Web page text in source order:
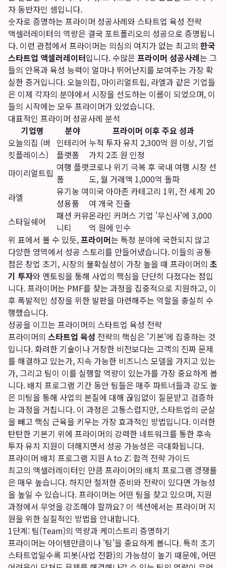
자 동반자인 셈입니다.
숫자로 증명하는 프라이머 성공사례와 스타트업 육성 전략
액셀러레이터의 역량은 결국 포트폴리오의 성공으로 증명됩니
다. 이런 관점에서 프라이머는 의심의 여지가 없는 최고의 한국
스타트업 액셀러레이터입니다. 수많은 프라이머 성공사례는 그
들의 안목과 육성 능력이 얼마나 뛰어난지를 보여주는 가장 확
실한 증거입니다. 오늘의집, 마이리얼트립, 라엘과 같은 기업들
은 이제 각자의 분야에서 시장을 선도하는 이름이 되었으며, 이
들의 시작에는 모두 프라이머가 있었습니다.
대표적인 프라이머 성공사례 분석
기업명
분야
프라이머 이후 주요 성과
오늘의집 (버
킷플레이스)
인테리어
플랫폼
누적 투자 유치 2,300억 원 이상, 기업
가치 2조 원 인정
마이리얼트립 여행 플랫
폼
코로나 위기 극복 후 국내 여행 시장 선
도, 월 거래액 1,000억 돌파
라엘
유기농 여
성용품
미국 아마존 카테고리 1위, 전 세계 20
여 개국 진출
스타일쉐어
패션 커뮤
니티
온라인 커머스 기업 '무신사'에 3,000
억 원에 인수
위 표에서 볼 수 있듯,프라이머는 특정 분야에 국한되지 않고
다양한 영역에서 성공 스토리를 만들어냈습니다. 이들의 공통
점은 창업 초기, 시장의 불확실성이 가장 높을 때 프라이머의 초
기 투자와 멘토링을 통해 사업의 핵심을 단단히 다졌다는 점입
니다. 프라이머는 PMF를 찾는 과정을 집중적으로 지원하고, 이
후 폭발적인 성장을 위한 발판을 마련해주는 역할을 충실히 수
행했습니다.
성공을 이끄는 프라이머의 스타트업 육성 전략
프라이머의 스타트업 육성 전략의 핵심은 '기본'에 집중하는 것
입니다. 화려한 기술이나 거창한 비전보다는 고객의 진짜 문제
를 해결하고 있는가, 지속 가능한 비즈니스 모델을 가지고 있는
가, 그리고 팀이 이를 실행할 역량이 있는가를 가장 중요하게 봅
니다. 배치 프로그램 기간 동안 팀들은 매주 파트너들과 강도 높
은 미팅을 통해 사업의 본질에 대해 끊임없이 질문받고 검증하
는 과정을 거칩니다. 이 과정은 고통스럽지만, 스타트업의 군살
을 빼고 핵심 근육을 키우는 가장 효과적인 방법입니다. 이러한
탄탄한 기본기 위에 프라이머의 강력한 네트워크를 통한 후속
투자 유치 지원이 더해지면서 성공 가능성은 극대화됩니다.
프라이머 배치 프로그램 지원 A to Z: 합격 전략 가이드
최고의 액셀러레이터인 만큼 프라이머의 배치 프로그램 경쟁률
은 매우 높습니다. 하지만 철저한 준비와 전략이 있다면 가능성
을 높일 수 있습니다. 프라이머는 어떤 팀을 찾고 있으며, 지원
과정에서 무엇을 강조해야 할까요? 이 섹션에서는 프라이머 지
원을 위한 실질적인 방법을 안내합니다.
1단계: 팀(Team)의 역량과 케미스트리 증명하기
프라이머는 아이템만큼이나 '팀'을 중요하게 봅니다. 특히 초기
스타트업일수록 피봇(사업 전환)의 가능성이 높기 때문에, 어떤